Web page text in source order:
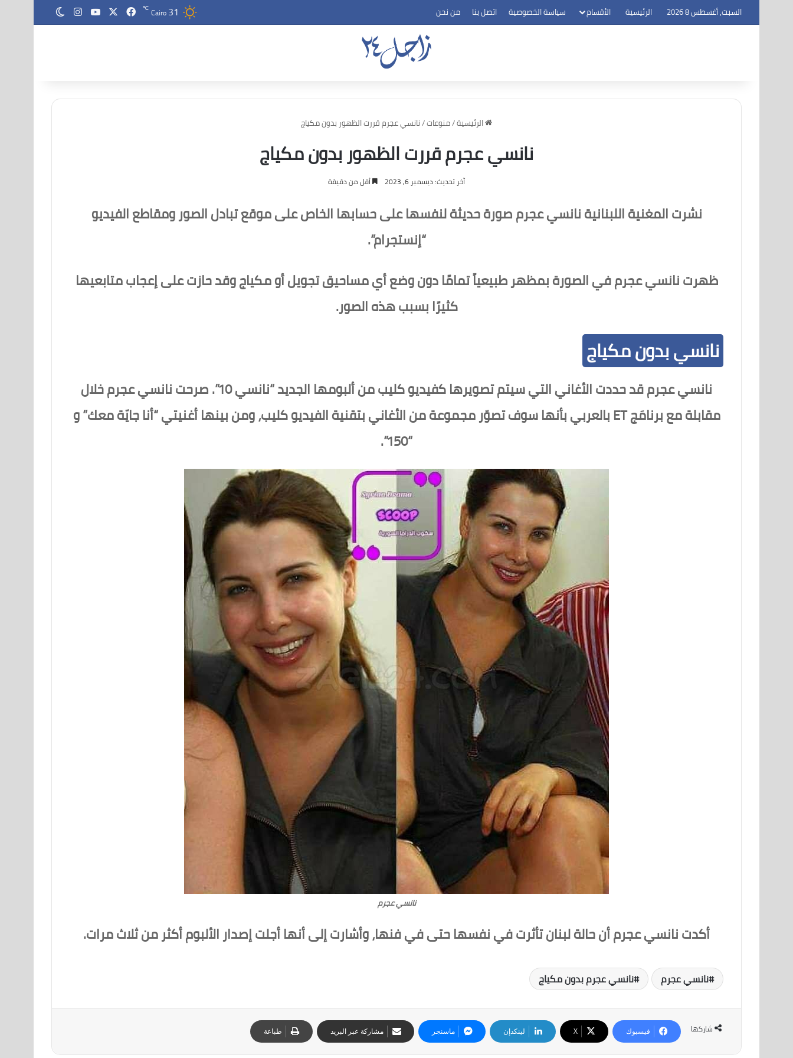
السبت, أغسطس 8 2026 الرئيسية الأقسام سياسة الخصوصية اتصل بنا من نحن Cairo31
℃ فيسبوك ‫YouTubeانستقرام
الرئيسية/منوعات/نانسي عجرم قررت الظهور بدون مكياج
نانسي عجرم قررت الظهور بدون مكياج
آخر تحديث: ديسمبر 6, 2023 أقل من دقيقة
نشرت المغنية اللبنانية نانسي عجرم صورة حديثة لنفسها على حسابها الخاص على موقع تبادل الصور ومقاطع الفيديو
“إنستجرام”.
ظهرت نانسي عجرم في الصورة بمظهر طبيعياً تمامًا دون وضع أي مساحيق تجويل أو مكياج وقد حازت على إعجاب متابعيها
كثيرًا بسبب هذه الصور.
نانسي بدون مكياج
نانسي عجرم قد حددت الأغاني التي سيتم تصويرها كفيديو كليب من ألبومها الجديد “نانسي 10”. صرحت نانسي عجرم خلال
مقابلة مع برنامَج ET بالعربي بأنها سوف تصوّر مجموعة من الأغاني بتقنية الفيديو كليب، ومن بينها أغنيتي “أنا جايّة معك” و
“150”.
نانسي عجرم
أكدت نانسي عجرم أن حالة لبنان تأثرت في نفسها حتى في فنها، وأشارت إلى أنها أجلت إصدار الألبوم أكثر من ثلاث مرات.
نانسي عجرم نانسي عجرم بدون مكياج
شاركها فيسبوك ‫X لينكدإن ماسنجر مشاركة عبر البريد طباعة